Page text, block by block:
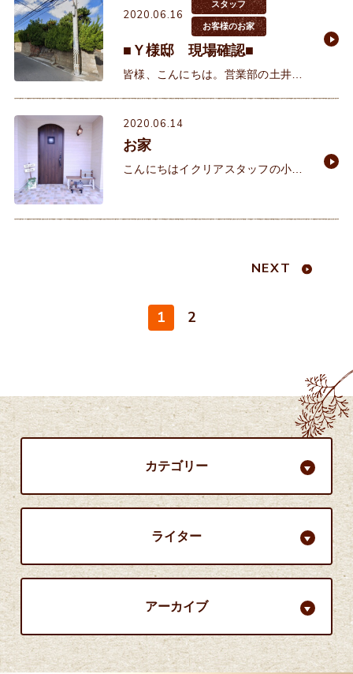
り、お引渡し前の完成見学会を開催
させて頂く事になりました♪人
2020.06.16
スタッフ
お客様のお家
■Ｙ様邸 現場確認■
皆様、こんにちは。営業部の土井で
変わったことといえば、マスクが手
放せなくなりました。
2020.06.14
お家
こんにちはイクリアスタッフの小森
の予約を頂き有難うございます。今
1 2
NEXT
カテゴリー
ライター
アーカイブ